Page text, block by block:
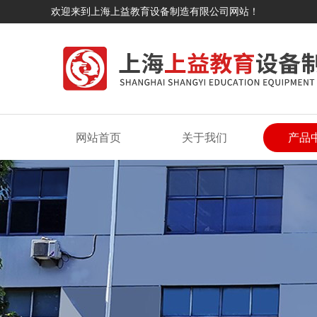
欢迎来到上海上益教育设备制造有限公司网站！
网站首页 关于我们 产品